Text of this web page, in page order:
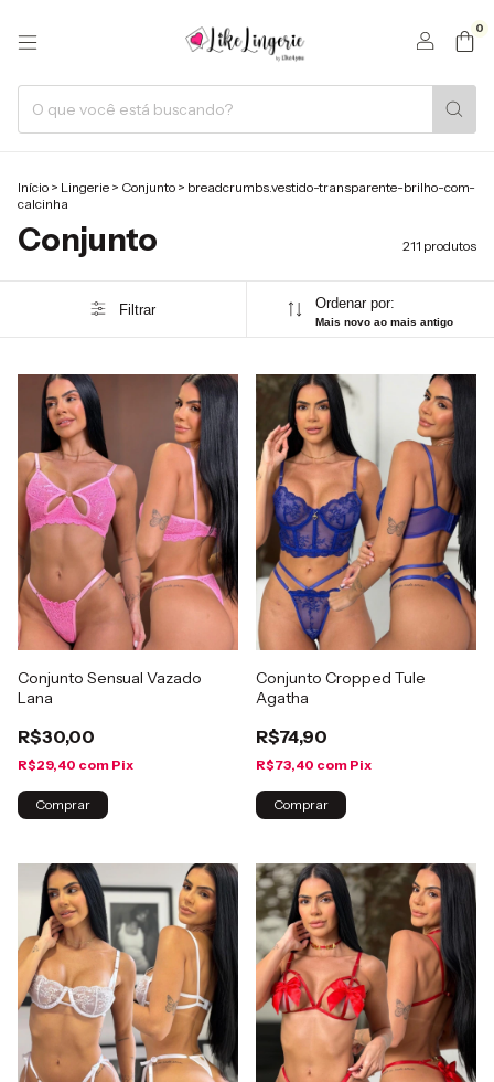
0
Início > Lingerie > Conjunto > breadcrumbs.vestido-transparente-brilho-com-
calcinha
Conjunto 211 produtos
Filtrar Ordenar por:
Mais novo ao mais antigo
Conjunto Sensual Vazado
Lana
R$30,00
R$29,40 com Pix
Comprar
Conjunto Cropped Tule
Agatha
R$74,90
R$73,40 com Pix
Comprar